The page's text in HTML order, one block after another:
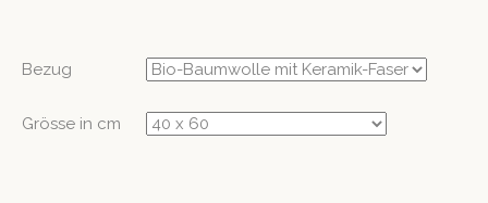
Bezug
Grösse in cm